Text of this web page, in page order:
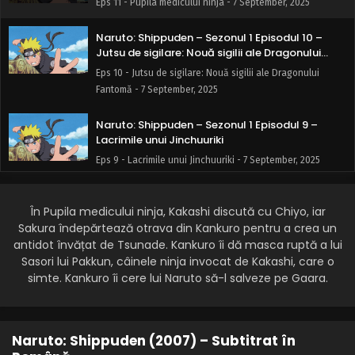
Eps 11 - Pupila medicului ninja - 7 September, 2025
Naruto: Shippuden – Sezonul 1 Episodul 10 –
Jutsu de sigilare: Nouă sigilii ale Dragonului
Fantomă
Eps 10 - Jutsu de sigilare: Nouă sigilii ale Dragonului
Fantomă - 7 September, 2025
Naruto: Shippuden – Sezonul 1 Episodul 9 –
Lacrimile unui Jinchuuriki
Eps 9 - Lacrimile unui Jinchuuriki - 7 September, 2025
Misiune Echipa Kakashi
Eps 8 - Misiune Echipa Kakashi - 7 September, 2025
Naruto: Shippuden – Sezonul 1 Episodul 7 – Fugi
Kankurou!
Naruto: Shippuden – Sezonul 1 Episodul 6 –
Norma eliberată
În Pupila medicului ninja, Kakashi discută cu Chiyo, iar
Sakura îndepărtează otrava din Kankuro pentru a crea un
antidot învățat de Tsunade. Kankuro îi dă masca ruptă a lui
Sasori lui Pakkun, câinele ninja invocat de Kakashi, care o
simte. Kankuro îi cere lui Naruto să-l salveze pe Gaara.
Naruto: Shippuden (2007) – Subtitrat în